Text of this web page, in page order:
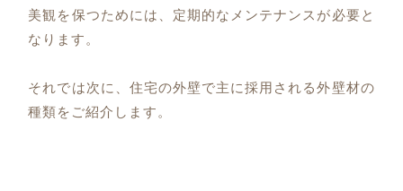
美観を保つためには、定期的なメンテナンスが必要と
なります。
それでは次に、住宅の外壁で主に採用される外壁材の
種類をご紹介します。